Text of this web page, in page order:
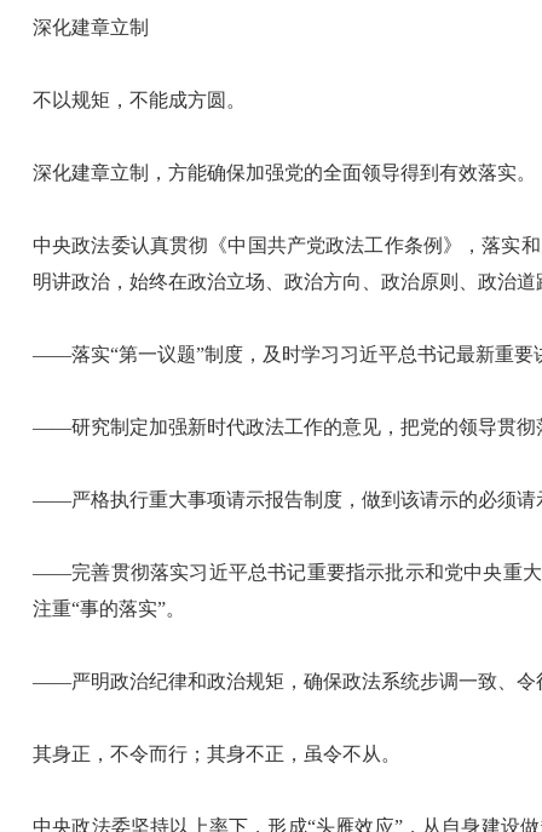
深化建章立制
不以规矩，不能成方圆。
深化建章立制，方能确保加强党的全面领导得到有效落实。
中央政法委认真贯彻《中国共产党政法工作条例》，落实
明讲政治，始终在政治立场、政治方向、政治原则、政治
——落实“第一议题”制度，及时学习习近平总书记最新重
——研究制定加强新时代政法工作的意见，把党的领导贯彻
——严格执行重大事项请示报告制度，做到该请示的必须请
——完善贯彻落实习近平总书记重要指示批示和党中央重
注重“事的落实”。
——严明政治纪律和政治规矩，确保政法系统步调一致、令
其身正，不令而行；其身不正，虽令不从。
中央政法委坚持以上率下，形成“头雁效应”，从自身建设